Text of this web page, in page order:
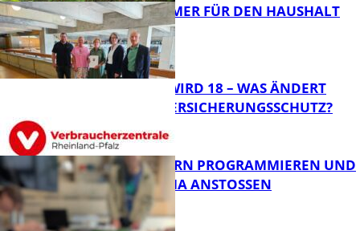
Panorama
Panorama
40 JAHRE IMMER FÜR DEN HAUSHALT
DA
FB News
MEIN KIND WIRD 18 – WAS ÄNDERT
SICH BEIM VERSICHERUNGSSCHUTZ?
MIT ROBOTERN PROGRAMMIEREN UND
IM CAFÉ LUMA ANSTOSSEN